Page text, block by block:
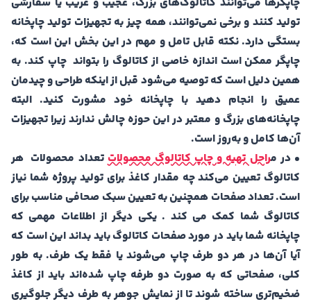
تولید کنند و برخی نمی‌توانند، همه چیز به تجهیزات تولید چاپخانه
بستگی دارد. نکته قابل تامل و مهم در این بخش این است که،
چاپگر ممکن است اندازه خاصی از کاتالوگ را بتواند چاپ کند. به
همین دلیل است که توصیه می‌شود قبل از اینکه طراحی و چیدمان
عمیق را انجام دهید با چاپخانه خود مشورت کنید. البته
چاپخانه‌‌های بزرگ و معتبر در این حوزه چالش ندارند زیرا تجهیزات
آن‌ها کامل و به‌روز است.
• در مراحل تهیه و چاپ کاتالوگ محصولات تعداد محصولات هر
کاتالوگ تعیین می‌کند چه مقدار کاغذ برای تولید پروژه شما نیاز
است. تعداد صفحات همچنین به تعیین سبک صحافی مناسب برای
کاتالوگ شما کمک می کند . یکی دیگر از اطلاعات مهمی که
چاپخانه شما باید در مورد صفحات کاتالوگ باید بداند این است که
آیا آن‌ها در هر دو طرف چاپ می‌شوند یا فقط یک طرف. به طور
کلی، صفحاتی که به صورت دو طرفه چاپ شده‌اند باید از کاغذ
ضخیم‌تری ساخته شوند تا از نمایش جوهر به طرف دیگر جلوگیری